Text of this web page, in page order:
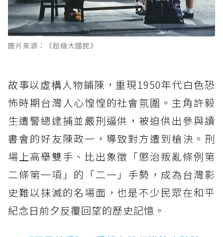
圖片來源：《超級大國民》
故事以虛構人物鋪陳，重現1950年代白色恐
怖時期台灣人心惶惶的社會氛圍。主角許毅
生遭警總逮捕並嚴刑逼供，被迫供出參與讀
書會的好友陳政一，導致對方遭到槍決。刑
場上高舉雙手、比出象徵「懲治叛亂條例第
二條第一項」的「二一」手勢，成為台灣影
史難以抹滅的名場面，也是不少民眾在和平
紀念日前夕反覆回望的歷史記憶。